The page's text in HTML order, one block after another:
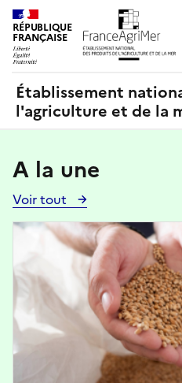
RÉPUBLIQUE
FRANÇAISE
Établissement
l'agriculture et de la
A la une
Voir tout
Voir
toutes
les
actualités
Image
Panneau de gestion des cookies